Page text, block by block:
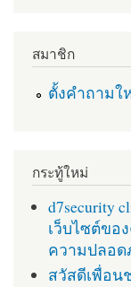
สมาชิก
ตั้งคำถามใ
กระทู้ใหม่
d7security
เว็บไซต์ขอ
ความปลอด
สวัสดีเพื่อน